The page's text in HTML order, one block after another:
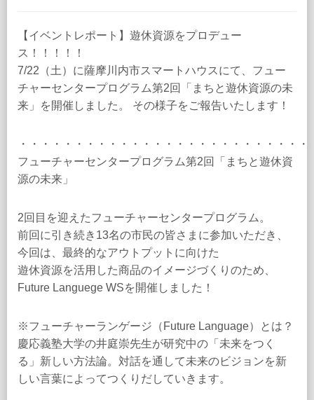
【イベントレポート】遊休資源をプロデュー
ス！！！！！
7/22（土）に薩摩川内市スマートハウスにて、フュー
チャーセンタープログラム第2回「まちと遊休資源の未
来」を開催しました。 その様子をご報告いたします！
・・・・・・・・・・・・・・・・・・・・・・・・・
フューチャーセンタープログラム第2回「まちと遊休資
源の未来」
2回目を迎えたフューチャーセンタープログラム。
前回に引き続き13名の市民の皆さまに参加いただき、
今回は、最終的なアウトプットに向けた
遊休資源を活用した商品のイメージづくりのため、
Future Languege WSを開催しました！
※フューチャーランゲージ（Future Language）とは？
慶応義塾大学の井庭崇先生が研究中の「未来をつく
る」新しい方法論。対話を通して未来のビジョンを新
しい言葉によってつくりだしていきます。